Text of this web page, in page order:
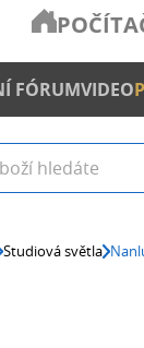
FÓRUMVIDEO
Studiová světla